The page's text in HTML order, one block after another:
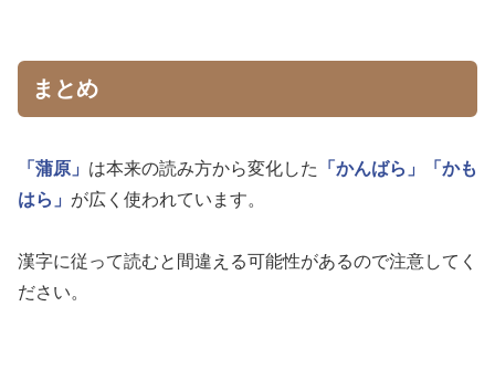
まとめ
「蒲原」 は本来の読み方から変化した 「かんばら」
「かも
はら」 が広く使われています。
漢字に従って読むと間違える可能性があるので注意してく
ださい。